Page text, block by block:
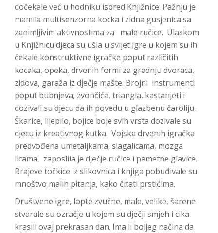
dočekale već u hodniku ispred Knjižnice. Pažnju je
mamila multisenzorna kocka i zidna gusjenica sa
zanimljivim aktivnostima za male ručice. Ulaskom
u Knjižnicu djeca su ušla u svijet igre u kojem su ih
čekale konstruktivne igračke poput različitih
kocaka, opeka, drvenih formi za gradnju dvoraca,
zidova, garaža iz dječje mašte. Brojni instrumenti
poput bubnjeva, zvončića, triangla, kastanjeti i
dozivali su djecu da ih povedu u glazbenu čaroliju.
Škarice, lijepilo, bojice boje svih vrsta dozivale su
djecu iz kreativnog kutka. Vojska drvenih igračka
predvođena umetaljkama, slagalicama, mozga
licama, zaposlila je dječje ručice i pametne glavice.
Brajeve točkice iz slikovnica i knjiga pobuđivale su
mnoštvo malih pitanja, kako čitati prstićima.
Društvene igre, lopte zvučne, male, velike, šarene
stvarale su ozračje u kojem su dječji smjeh i cika
krasili ovaj prekrasan dan. Ima li boljeg načina da